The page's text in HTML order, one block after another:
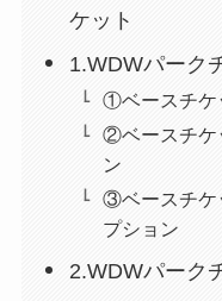
ケット
1.WDWパーク
①ベースチケ
②ベースチケ
ン
③ベースチケ
プション
2.WDWパーク